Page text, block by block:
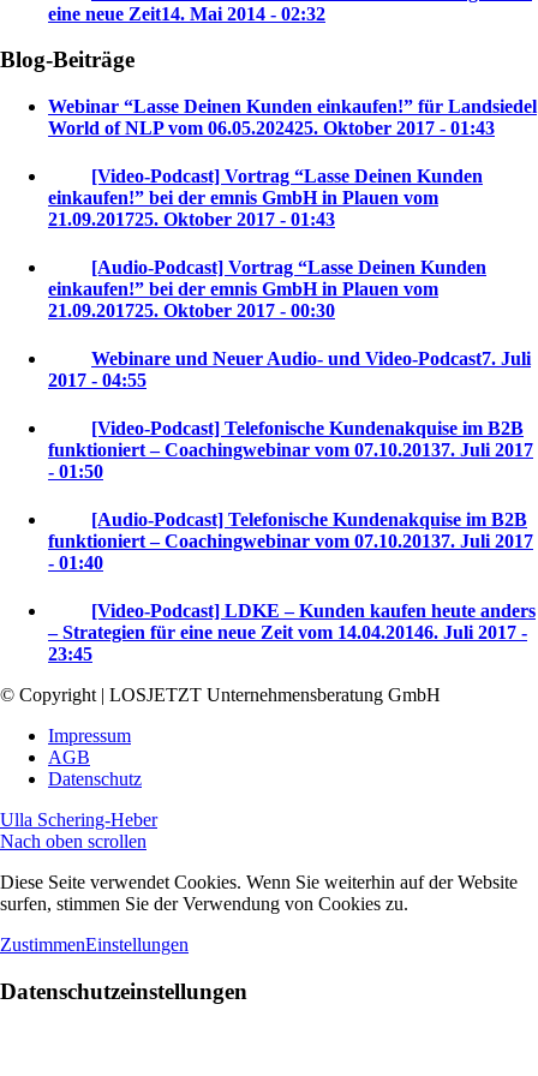
eine neue Zeit14. Mai 2014 - 02:32
Blog-Beiträge
Webinar “Lasse Deinen Kunden einkaufen!” für Landsiedel
World of NLP vom 06.05.202425. Oktober 2017 - 01:43
[Video-Podcast] Vortrag “Lasse Deinen Kunden
einkaufen!” bei der emnis GmbH in Plauen vom
21.09.201725. Oktober 2017 - 01:43
[Audio-Podcast] Vortrag “Lasse Deinen Kunden
einkaufen!” bei der emnis GmbH in Plauen vom
21.09.201725. Oktober 2017 - 00:30
Webinare und Neuer Audio- und Video-Podcast7. Juli
2017 - 04:55
[Video-Podcast] Telefonische Kundenakquise im B2B
funktioniert – Coachingwebinar vom 07.10.20137. Juli 2017
- 01:50
[Audio-Podcast] Telefonische Kundenakquise im B2B
funktioniert – Coachingwebinar vom 07.10.20137. Juli 2017
- 01:40
[Video-Podcast] LDKE – Kunden kaufen heute anders
– Strategien für eine neue Zeit vom 14.04.20146. Juli 2017 -
23:45
© Copyright | LOSJETZT Unternehmensberatung GmbH
Impressum
AGB
Datenschutz
Ulla Schering-Heber
Nach oben scrollen
Diese Seite verwendet Cookies. Wenn Sie weiterhin auf der Website
surfen, stimmen Sie der Verwendung von Cookies zu.
ZustimmenEinstellungen
Datenschutzeinstellungen